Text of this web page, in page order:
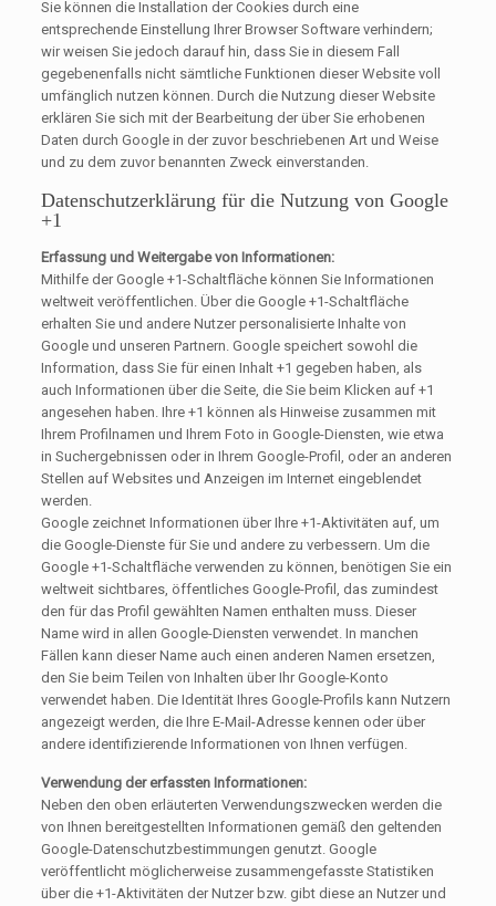
Sie können die Installation der Cookies durch eine
entsprechende Einstellung Ihrer Browser Software verhindern;
wir weisen Sie jedoch darauf hin, dass Sie in diesem Fall
gegebenenfalls nicht sämtliche Funktionen dieser Website voll
umfänglich nutzen können. Durch die Nutzung dieser Website
erklären Sie sich mit der Bearbeitung der über Sie erhobenen
Daten durch Google in der zuvor beschriebenen Art und Weise
und zu dem zuvor benannten Zweck einverstanden.
Datenschutzerklärung für die Nutzung von Google
+1
Erfassung und Weitergabe von Informationen:
Mithilfe der Google +1-Schaltfläche können Sie Informationen
weltweit veröffentlichen. Über die Google +1-Schaltfläche
erhalten Sie und andere Nutzer personalisierte Inhalte von
Google und unseren Partnern. Google speichert sowohl die
Information, dass Sie für einen Inhalt +1 gegeben haben, als
auch Informationen über die Seite, die Sie beim Klicken auf +1
angesehen haben. Ihre +1 können als Hinweise zusammen mit
Ihrem Profilnamen und Ihrem Foto in Google-Diensten, wie etwa
in Suchergebnissen oder in Ihrem Google-Profil, oder an anderen
Stellen auf Websites und Anzeigen im Internet eingeblendet
werden.
Google zeichnet Informationen über Ihre +1-Aktivitäten auf, um
die Google-Dienste für Sie und andere zu verbessern. Um die
Google +1-Schaltfläche verwenden zu können, benötigen Sie ein
weltweit sichtbares, öffentliches Google-Profil, das zumindest
den für das Profil gewählten Namen enthalten muss. Dieser
Name wird in allen Google-Diensten verwendet. In manchen
Fällen kann dieser Name auch einen anderen Namen ersetzen,
den Sie beim Teilen von Inhalten über Ihr Google-Konto
verwendet haben. Die Identität Ihres Google-Profils kann Nutzern
angezeigt werden, die Ihre E-Mail-Adresse kennen oder über
andere identifizierende Informationen von Ihnen verfügen.
Verwendung der erfassten Informationen:
Neben den oben erläuterten Verwendungszwecken werden die
von Ihnen bereitgestellten Informationen gemäß den geltenden
Google-Datenschutzbestimmungen genutzt. Google
veröffentlicht möglicherweise zusammengefasste Statistiken
über die +1-Aktivitäten der Nutzer bzw. gibt diese an Nutzer und